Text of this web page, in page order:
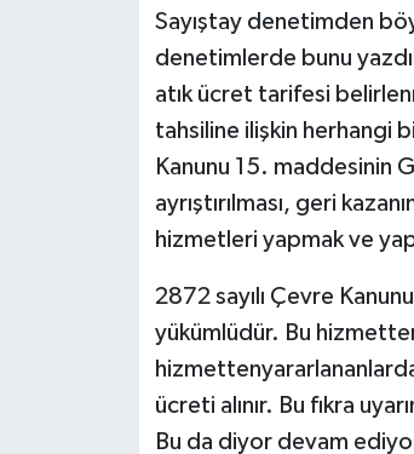
Sayıştay denetimden
denetimlerde bunu
atık ücret tarifesi
tahsiline ilişkin herhangi
Kanunu 15. maddesinin G
ayrıştırılması, geri
hizmetleri yapmak ve
2872 sayılı Çevre
yükümlüdür. Bu
ücreti alınır. Bu fıkra
Bu da diyor devam